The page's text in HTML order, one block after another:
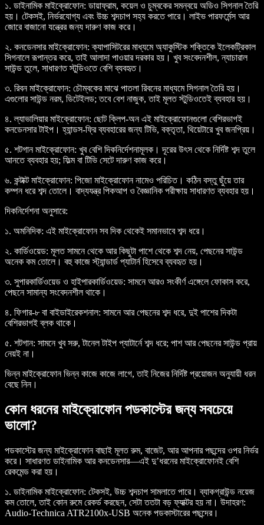
১. ডাইনামিক মাইক্রোফোন: ডায়াফ্রাম, কয়েল ও চুম্বকের সমন্বয়ে অডিও সিগনাল তৈরি
হয়। টেকসই, নির্ভরযোগ্য এবং উচ্চ শব্দচাপ সহ্য করতে পারে। লাইভ পারফর্মেন্স আর
জোরে বাজানো যন্ত্রের জন্য দারুণ কাজ করে।
২. কনডেনসার মাইক্রোফোন: ক্যাপাসিটরের মাধ্যমে অ্যাকুস্টিক শক্তিকে ইলেকট্রিকাল
সিগনালে রূপান্তর করে, তাই আলাদা পাওয়ার দরকার হয়। খুব সংবেদনশীল, ন্যাচারাল
সাউন্ড তুলে, সাধারণত স্টুডিওতে বেশি ব্যবহৃত।
৩. রিবন মাইক্রোফোন: চৌম্বকের মাঝে পাতলা রিবনের মাধ্যমে সিগনাল তৈরি হয়।
এগুলোর সাউন্ড নরম, ডিটেইলড; তবে বেশ নাজুক, তাই মূলত স্টুডিওতেই ব্যবহার হয়।
৪.ল্যাভালিয়ার মাইক্রোফোন: ছোট ক্লিপ-অন এই মাইক্রোফোনগুলো বেশিরভাগই
কনডেনসার টাইপ। হ্যান্ডস-ফ্রি ব্যবহারের জন্য টিভি, বক্তৃতা, থিয়েটারে খুব জনপ্রিয়।
৫. শটগান মাইক্রোফোন: খুব বেশি দিকনির্দেশনামূলক। দূরের উৎস থেকে নির্দিষ্ট শব্দ তুলে
আনতে ব্যবহার হয়; ফিল্ম বা টিভি সেটে দারুণ কাজ করে।
৬. কন্টাক্ট মাইক্রোফোন: পিজো মাইক্রোফোন নামেও পরিচিত। কঠিন বস্তু ছুঁয়ে তার
কম্পন ধরে শব্দ তোলে। বাদ্যযন্ত্র পিকআপ ও বৈজ্ঞানিক পরীক্ষায় সাধারণত ব্যবহার হয়।
দিকনির্দেশনা অনুসারে:
১. অমনিদিক: এই মাইক্রোফোন সব দিক থেকেই সমানভাবে শব্দ ধরে।
২. কার্ডিওয়েড: মূলত সামনে থেকে আর কিছুটা পাশে থেকে শব্দ নেয়, পেছনের সাউন্ড
অনেক কম তোলে। বহু কাজে স্ট্যান্ডার্ড প্যাটার্ন হিসেবে ব্যবহৃত হয়।
৩. সুপারকার্ডিওয়েড ও হাইপারকার্ডিওয়েড: সামনে আরও সংকীর্ণ এঙ্গেলে ফোকাস করে,
পেছনে সামান্য সংবেদনশীল থাকে।
৪. ফিগার-৮ বা বাইডাইরেকশনাল: সামনে আর পেছনের শব্দ ধরে, দুই পাশের দিকটা
বেশিরভাগই ব্লক থাকে।
৫. শটগান: সামনে খুব সরু, টানেল টাইপ প্যাটার্নে শব্দ ধরে; পাশ আর পেছনের সাউন্ড প্রায়
নেয়ই না।
ভিন্ন মাইক্রোফোন ভিন্ন কাজে কাজে লাগে, তাই নিজের নির্দিষ্ট প্রয়োজন অনুযায়ী ধরন
বেছে নিন।
কোন ধরনের মাইক্রোফোন পডকাস্টের জন্য সবচেয়ে
ভালো?
পডকাস্টের জন্য মাইক্রোফোন বাছাই মূলত রুম, বাজেট, আর আপনার পছন্দের ওপর নির্ভর
করে। সাধারণত ডাইনামিক আর কনডেনসার—এই দু’ধরনের মাইক্রোফোনই বেশি
রেকমেন্ড করা হয়।
১. ডাইনামিক মাইক্রোফোন: টেকসই, উচ্চ শব্দচাপ সামলাতে পারে। ব্যাকগ্রাউন্ড নয়েজ
কম তোলে, তাই কোন রুমে রেকর্ড করছেন, সেটা ততটা বড় ফ্যাক্টর হয় না। উদাহরণ:
Audio-Technica ATR2100x-USB অনেক পডকাস্টারের পছন্দের।